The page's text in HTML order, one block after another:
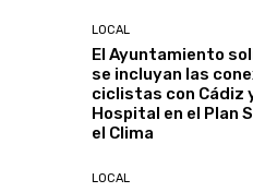
LOCAL
El Ayuntamiento
se incluyan las
ciclistas con Cádiz
Hospital en el Plan
el Clima
LOCAL